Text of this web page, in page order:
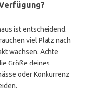
ist entscheidend.
viel Platz nach
wachsen. Achte
Größe deines
oder Konkurrenz